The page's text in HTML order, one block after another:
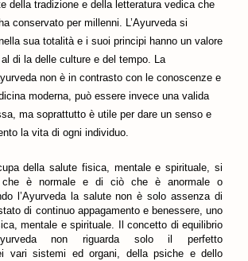
della tradizione e della letteratura vedica che
conservato per millenni. L’Ayurveda si
sua totalità e i suoi principi hanno un valore
di la delle culture e del tempo. La
non è in contrasto con le conoscenze e
moderna, può essere invece una valida
ma soprattutto è utile per dare un senso e
la vita di ogni individuo.
della salute fisica, mentale e spirituale, si
è normale e di ciò che è anormale o
l’Ayurveda la salute non è solo assenza di
di continuo appagamento e benessere, uno
mentale e spirituale. Il concetto di equilibrio
non riguarda solo il perfetto
vari sistemi ed organi, della psiche e dello